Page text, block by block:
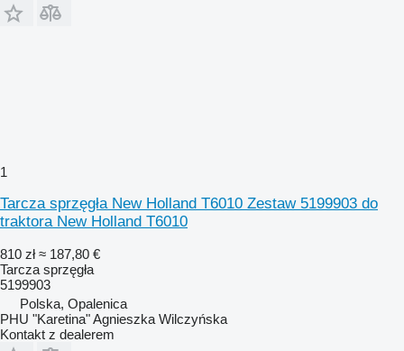
1
Tarcza sprzęgła New Holland T6010 Zestaw 5199903 do
traktora New Holland T6010
810 zł ≈ 187,80 €
Tarcza sprzęgła
5199903
Polska, Opalenica
PHU "Karetina" Agnieszka Wilczyńska
Kontakt z dealerem